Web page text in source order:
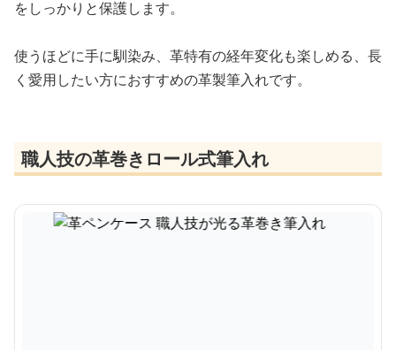
をしっかりと保護します。
使うほどに手に馴染み、革特有の経年変化も楽しめる、長
く愛用したい方におすすめの革製筆入れです。
職人技の革巻きロール式筆入れ